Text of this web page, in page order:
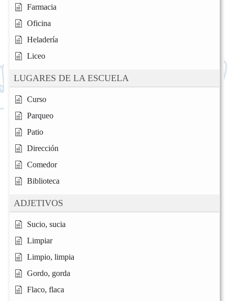
Farmacia
Oficina
Heladería
Liceo
LUGARES DE LA ESCUELA
Curso
Parqueo
Patio
Dirección
Comedor
Biblioteca
ADJETIVOS
Sucio, sucia
Limpiar
Limpio, limpia
Gordo, gorda
Flaco, flaca